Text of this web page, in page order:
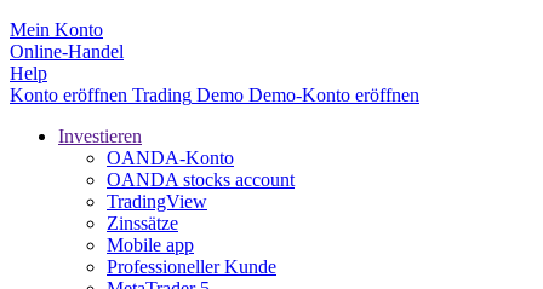
Mein Konto
Online-Handel
Help
Konto eröffnen Trading Demo Demo-Konto eröffnen
Investieren
OANDA-Konto
OANDA stocks account
TradingView
Zinssätze
Mobile app
Professioneller Kunde